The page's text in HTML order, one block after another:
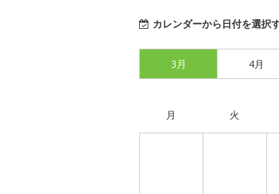
カレンダーから日付を選択
3月 4月
月 火